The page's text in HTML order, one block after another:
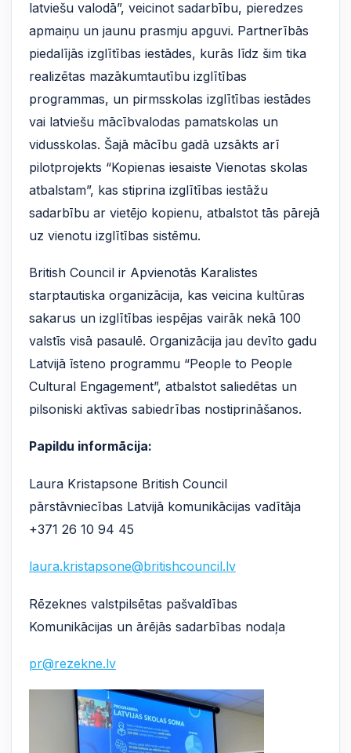
latviešu valodā”, veicinot sadarbību, pieredzes
apmaiņu un jaunu prasmju apguvi. Partnerībās
piedalījās izglītības iestādes, kurās līdz šim tika
realizētas mazākumtautību izglītības
programmas, un pirmsskolas izglītības iestādes
vai latviešu mācībvalodas pamatskolas un
vidusskolas. Šajā mācību gadā uzsākts arī
pilotprojekts “Kopienas iesaiste Vienotas skolas
atbalstam”, kas stiprina izglītības iestāžu
sadarbību ar vietējo kopienu, atbalstot tās pārejā
uz vienotu izglītības sistēmu.
British Council ir Apvienotās Karalistes
starptautiska organizācija, kas veicina kultūras
sakarus un izglītības iespējas vairāk nekā 100
valstīs visā pasaulē. Organizācija jau devīto gadu
Latvijā īsteno programmu “People to People
Cultural Engagement”, atbalstot saliedētas un
pilsoniski aktīvas sabiedrības nostiprināšanos.
Papildu informācija:
Laura Kristapsone British Council
pārstāvniecības Latvijā komunikācijas vadītāja
+371 26 10 94 45
laura.kristapsone@britishcouncil.lv
Rēzeknes valstpilsētas pašvaldības
Komunikācijas un ārējās sadarbības nodaļa
pr@rezekne.lv